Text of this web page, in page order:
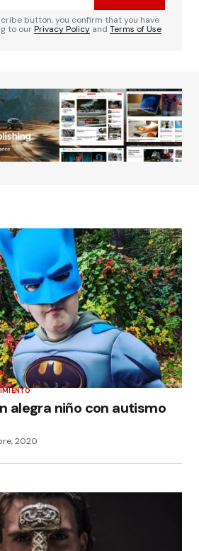
button, you confirm that you have
to ourPrivacy Policy and Terms of Use
alegra niño con autismo
2020